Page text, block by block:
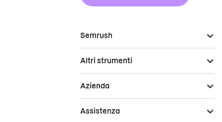
Semrush
Altri strumenti
Azienda
Assistenza